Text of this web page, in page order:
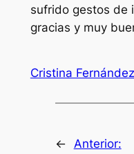
sufrido gestos de
gracias y muy
Cristina
← Anterior: